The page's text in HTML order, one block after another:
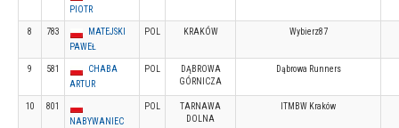
PIOTR
8 783
MATEJSKI
PAWEŁ
POL KRAKÓW Wybierz87
9 581
CHABA
ARTUR
POL
DĄBROWA
GÓRNICZA
Dąbrowa Runners
10
801
NABYWANIEC
POL
TARNAWA
DOLNA
ITMBW Kraków